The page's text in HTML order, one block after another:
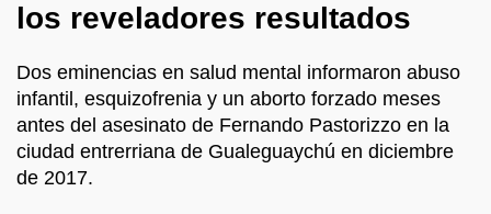
los reveladores resultados
Dos eminencias en salud mental informaron abuso
infantil, esquizofrenia y un aborto forzado meses
antes del asesinato de Fernando Pastorizzo en la
ciudad entrerriana de Gualeguaychú en diciembre
de 2017.